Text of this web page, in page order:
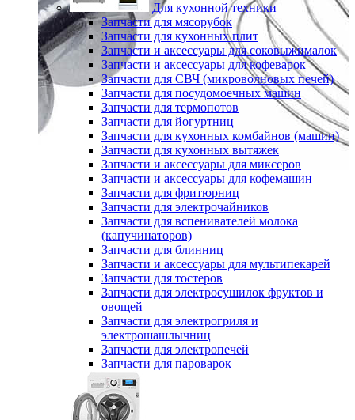
Для кухонной техники
Запчасти для мясорубок
Запчасти для кухонных плит
Запчасти и аксессуары для соковыжималок
Запчасти и аксессуары для кофеварок
Запчасти для СВЧ (микроволновых печей)
Запчасти для посудомоечных машин
Запчасти для термопотов
Запчасти для йогуртниц
Запчасти для кухонных комбайнов (машин)
Запчасти для кухонных вытяжек
Запчасти и аксессуары для миксеров
Запчасти и аксессуары для кофемашин
Запчасти для фритюрниц
Запчасти для электрочайников
Запчасти для вспенивателей молока
(капучинаторов)
Запчасти для блинниц
Запчасти и аксессуары для мультипекарей
Запчасти для тостеров
Запчасти для электросушилок фруктов и
овощей
Запчасти для электрогриля и
электрошашлычниц
Запчасти для электропечей
Запчасти для пароварок